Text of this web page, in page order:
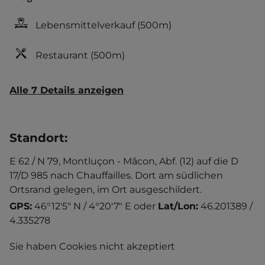
Lebensmittelverkauf(500m)
Restaurant (500m)
Alle 7 Details anzeigen
Standort:
E 62 / N 79, Montluçon - Mâcon, Abf. (12) auf die D
17/D 985 nach Chauffailles. Dort am südlichen
Ortsrand gelegen, im Ort ausgeschildert.
GPS: 46°12'5" N / 4°20'7" E oder Lat/Lon: 46.201389 /
4.335278
Sie haben Cookies nicht akzeptiert